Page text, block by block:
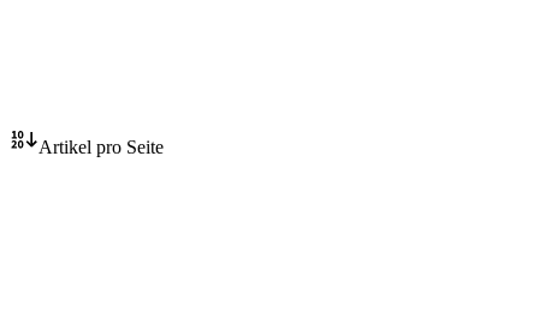
Artikel pro Seite